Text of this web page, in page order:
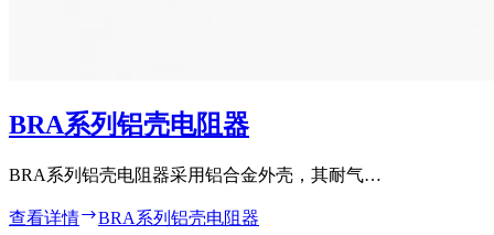
BRA系列铝壳电阻器
BRA系列铝壳电阻器采用铝合金外壳，其耐气…
查看详情 BRA系列铝壳电阻器